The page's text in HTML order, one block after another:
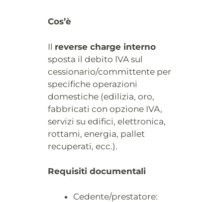
Cos’è
Il reverse charge interno
sposta il debito IVA sul
cessionario/committente per
specifiche operazioni
domestiche (edilizia, oro,
fabbricati con opzione IVA,
servizi su edifici, elettronica,
rottami, energia, pallet
recuperati, ecc.).
Requisiti documentali
Cedente/prestatore: